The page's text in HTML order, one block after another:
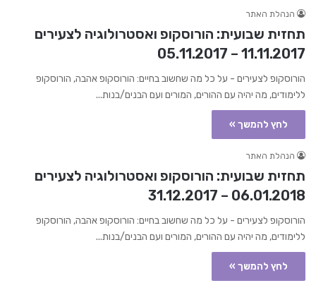
הנהלת האתר
תחזית שבועית: הורוסקופ ואסטרולוגיה לצעירים
11.11.2017 – 05.11.2017
הורוסקופ לצעירים - על כל מה שחשוב בחיים: הורוסקופ אהבה, הורוסקופ
ללימודים, מה יהיה עם ההורים, המורים ועם הבנים/בנות...
לחץ להמשך »
הנהלת האתר
תחזית שבועית: הורוסקופ ואסטרולוגיה לצעירים
06.01.2018 – 31.12.2017
הורוסקופ לצעירים - על כל מה שחשוב בחיים: הורוסקופ אהבה, הורוסקופ
ללימודים, מה יהיה עם ההורים, המורים ועם הבנים/בנות...
לחץ להמשך »